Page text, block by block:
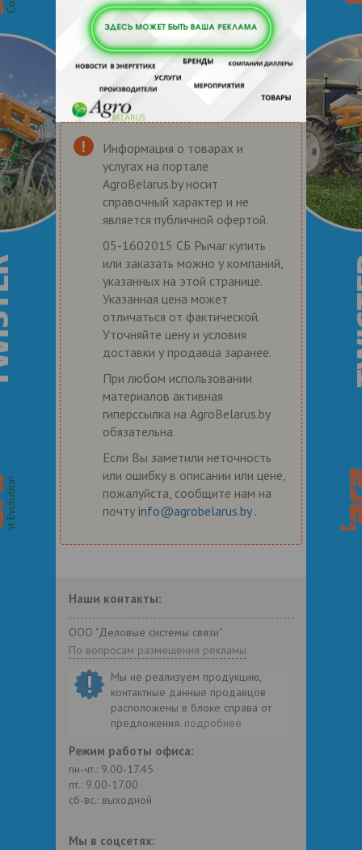
Информация о товарах и
услугах на портале
AgroBelarus.by носит
справочный характер и не
является публичной офертой.
05-1602015 СБ Рычаг купить
или заказать можно у компаний,
указанных на этой странице.
Указанная цена может
отличаться от фактической.
Уточняйте цену и условия
доставки у продавца заранее.
При любом использовании
материалов активная
гиперссылка на AgroBelarus.by
обязательна.
Если Вы заметили неточность
или ошибку в описании или цене,
пожалуйста, сообщите нам на
почту info@agrobelarus.by .
Наши контакты:
ООО "Деловые системы связи"
По вопросам размещения рекламы
Мы не реализуем продукцию,
контактные данные продавцов
расположены в блоке справа от
предложения. подробнее
Режим работы офиса:
пн-чт.: 9.00-17.45
пт.: 9.00-17.00
сб-вс.: выходной
Мы в соцсетях: